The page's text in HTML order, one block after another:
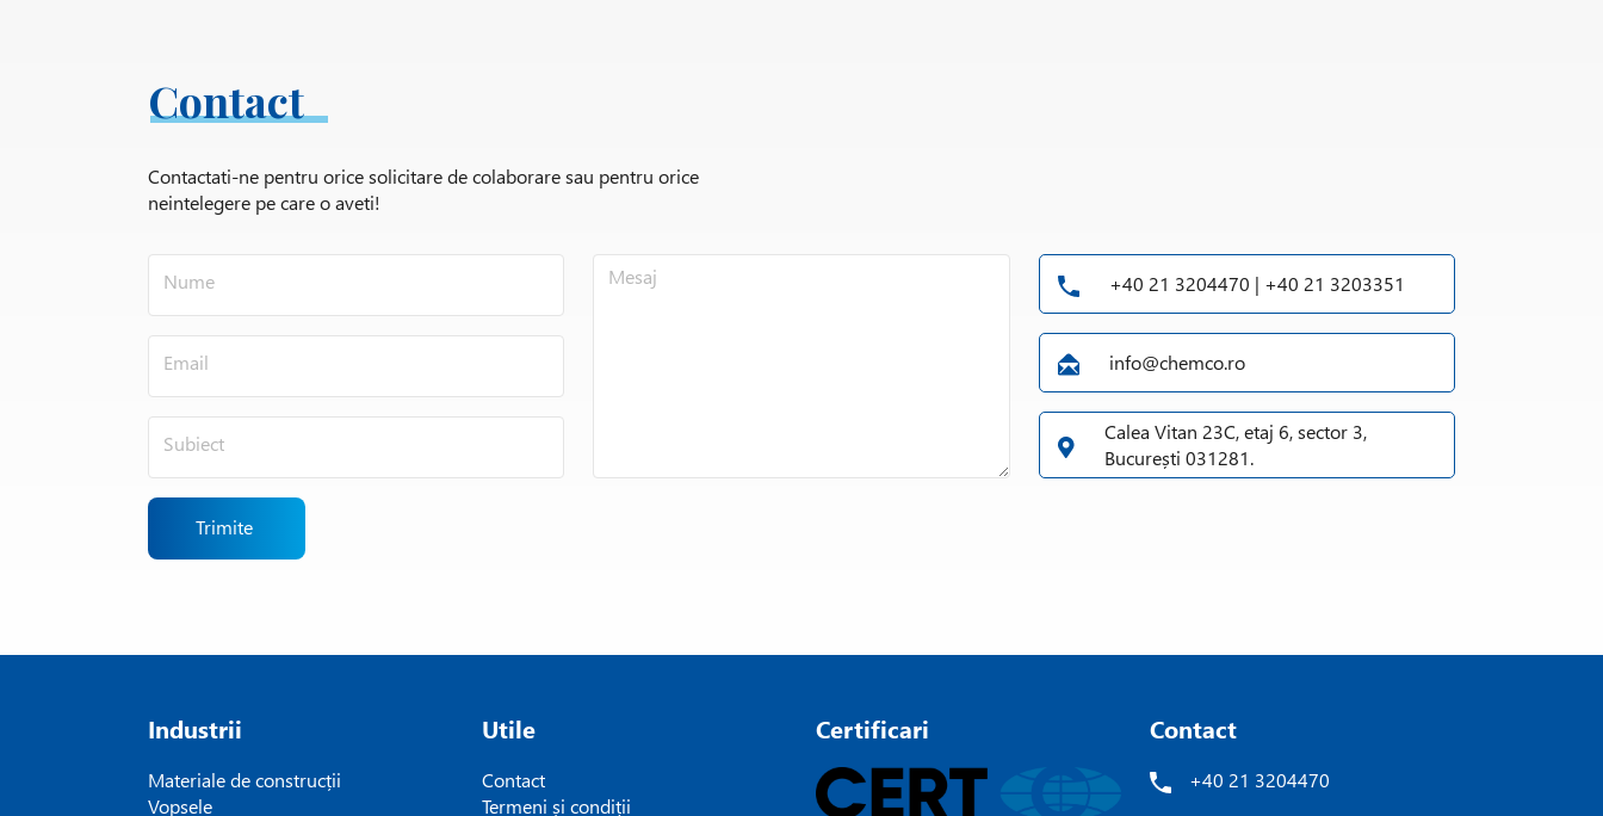
Contact
Contactati-ne pentru orice solicitare de colaborare sau pentru orice
neintelegere pe care o aveti!
Trimite
+40 21 3204470 | +40 21 3203351
info@chemco.ro
Calea Vitan 23C, etaj 6, sector 3,
București 031281.
Industrii
Materiale de construcții
Vopsele
Utile
Contact
Termeni și condiții
Contact
+40 21 3204470
Certificari